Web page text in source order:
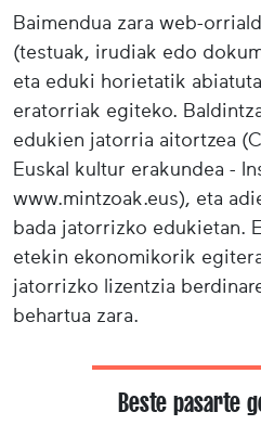
Baimendua zara web-
(testuak, irudiak edo
eta eduki horietatik
eratorriak egiteko.
edukien jatorria aitortzea
Euskal kultur erakundea -
www.mintzoak.eus), eta
bada jatorrizko edukietan.
etekin ekonomikorik
jatorrizko lizentzia
behartua zara.
Beste pasarte